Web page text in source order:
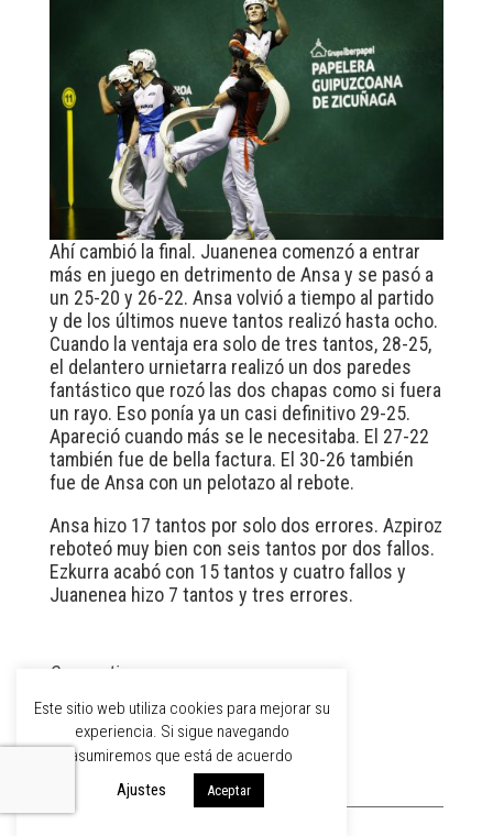
Ahí cambió la final. Juanenea comenzó a entrar
más en juego en detrimento de Ansa y se pasó a
un 25-20 y 26-22. Ansa volvió a tiempo al partido
y de los últimos nueve tantos realizó hasta ocho.
Cuando la ventaja era solo de tres tantos, 28-25,
el delantero urnietarra realizó un dos paredes
fantástico que rozó las dos chapas como si fuera
un rayo. Eso ponía ya un casi definitivo 29-25.
Apareció cuando más se le necesitaba. El 27-22
también fue de bella factura. El 30-26 también
fue de Ansa con un pelotazo al rebote.
Ansa hizo 17 tantos por solo dos errores. Azpiroz
reboteó muy bien con seis tantos por dos fallos.
Ezkurra acabó con 15 tantos y cuatro fallos y
Juanenea hizo 7 tantos y tres errores.
Compartir:
Este sitio web utiliza cookies para mejorar su
experiencia. Si sigue navegando
asumiremos que está de acuerdo
Ajustes
Aceptar